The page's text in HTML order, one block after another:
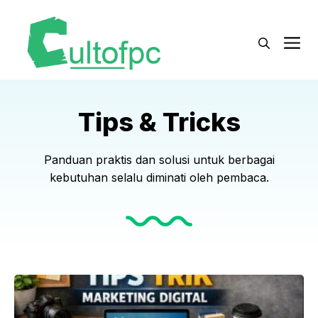
Tips & Tricks
Panduan praktis dan solusi untuk berbagai
kebutuhan selalu diminati oleh pembaca.